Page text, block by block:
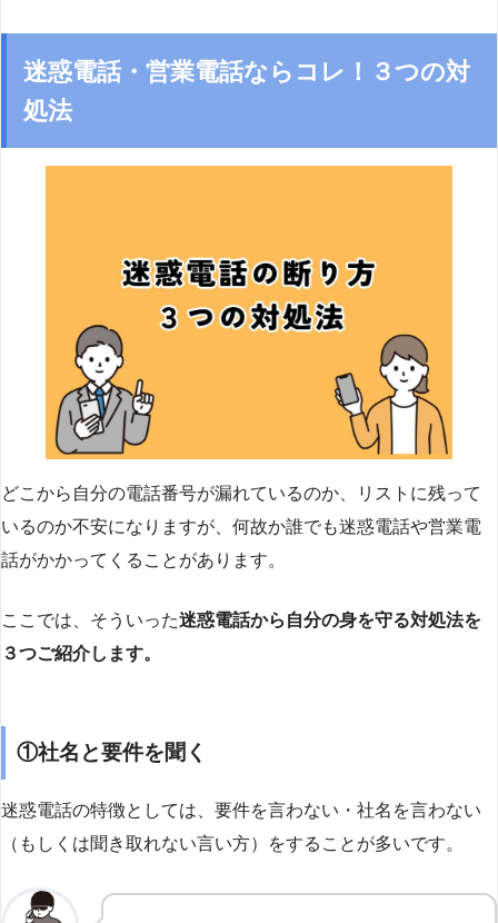
迷惑電話・営業電話ならコレ！３つの対
処法
どこから自分の電話番号が漏れているのか、リストに残って
いるのか不安になりますが、何故か誰でも迷惑電話や営業電
話がかかってくることがあります。
ここでは、そういった迷惑電話から自分の身を守る対処法を
３つご紹介します。
①社名と要件を聞く
迷惑電話の特徴としては、要件を言わない・社名を言わない
（もしくは聞き取れない言い方）をすることが多いです。